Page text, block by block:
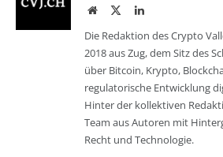
WebsiteTwitterLinkedIn
Die Redaktion des Crypto
2018 aus Zug, dem Sitz des
über Bitcoin, Krypto,
regulatorische Entwicklung
Hinter der kollektiven
Team aus Autoren mit
Recht und Technologie.